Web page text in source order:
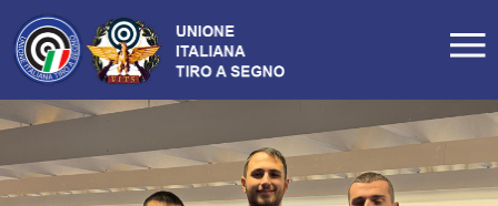
LA FEDERAZIONE
Profilo
Storia